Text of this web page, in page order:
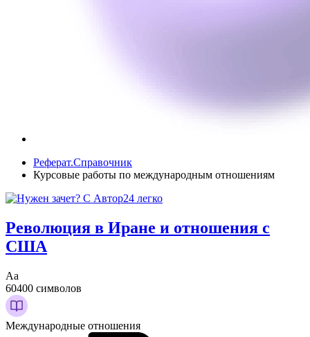
Реферат.Справочник
Курсовые работы по международным отношениям
Революция в Иране и отношения с
США
Аа
60400 символов
Международные отношения